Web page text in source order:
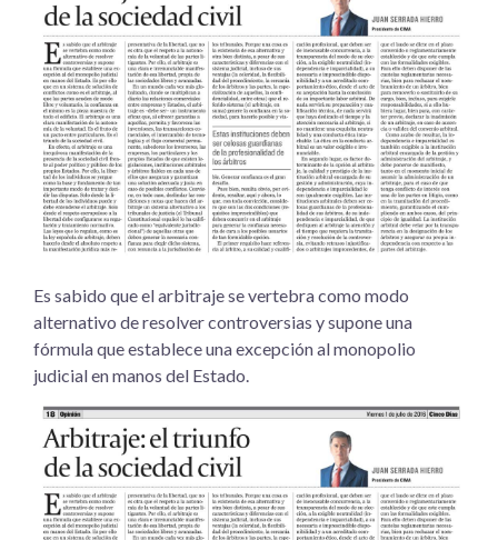
Es sabido que el arbitraje se vertebra como modo
alternativo de resolver controversias y supone una
fórmula que establece una excepción al monopolio
judicial en manos del Estado.